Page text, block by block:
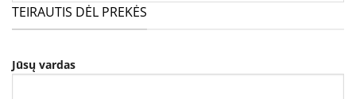
TEIRAUTIS DĖL PREKĖS
Jūsų vardas